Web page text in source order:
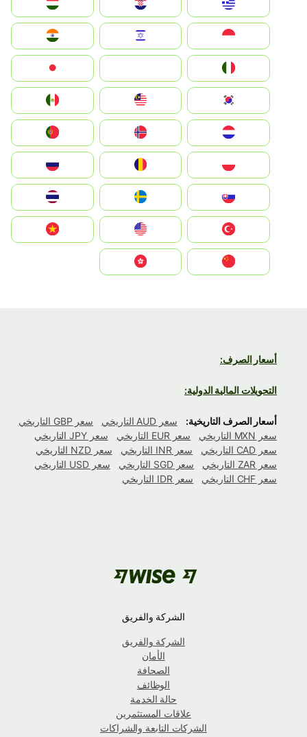
Hrvatska
Magyarország
Indonesia
South Korea
Nederland
Portugal
România
Slovensko
United States
Vietnam
أسعار الصرف:
التحويلات المالية الدولية:
أسعار الصرف التاريخية: سعر AUD التاريخي
سعر GBP التاريخي
سعر MXN التاريخي
سعر EUR التاريخي
سعر JPY التاريخي
سعر CAD التاريخي
سعر INR التاريخي
سعر NZD التاريخي
سعر ZAR التاريخي
سعر SGD التاريخي
سعر USD التاريخي
سعر CHF التاريخي
سعر IDR التاريخي
الشركة والفريق
الشركة والفريق
الأمان
الصحافة
الوظائف
حالة الخدمة
علاقات المستثمرين
الشركات التابعة والشراكات